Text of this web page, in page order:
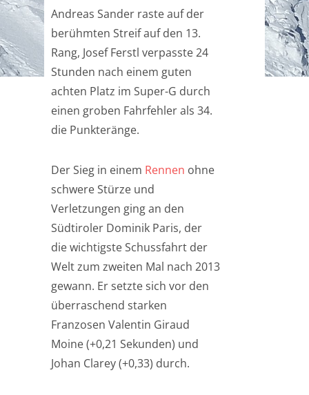
Andreas Sander raste auf der
berühmten Streif auf den 13.
Rang, Josef Ferstl verpasste 24
Stunden nach einem guten
achten Platz im Super-G durch
einen groben Fahrfehler als 34.
die Punkteränge.
Der Sieg in einem Rennen ohne
schwere Stürze und
Verletzungen ging an den
Südtiroler Dominik Paris, der
die wichtigste Schussfahrt der
Welt zum zweiten Mal nach 2013
gewann. Er setzte sich vor den
überraschend starken
Franzosen Valentin Giraud
Moine (+0,21 Sekunden) und
Johan Clarey (+0,33) durch.